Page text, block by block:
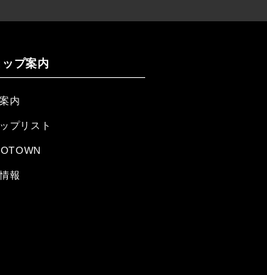
ップ案内
内
プリスト
報